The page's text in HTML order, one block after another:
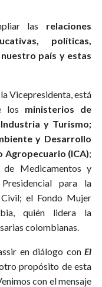
las relaciones
políticas,
país y estas
Vicepresidenta, está
los ministerios de
y Turismo;
y Desarrollo
(ICA);
Medicamentos y
para la
el Fondo Mujer
quién lidera la
colombianas.
en diálogo con El
propósito de esta
con el mensaje